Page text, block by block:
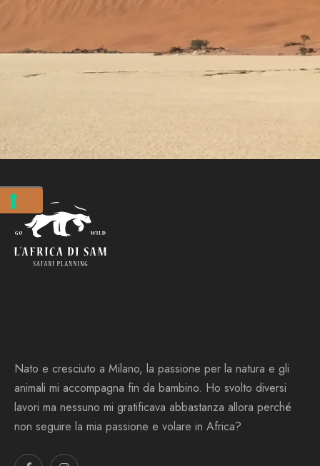
Nato e cresciuto a Milano, la passione per la natura e gli
animali mi accompagna fin da bambino. Ho svolto diversi
lavori ma nessuno mi gratificava abbastanza allora perché
non seguire la mia passione e volare in Africa?